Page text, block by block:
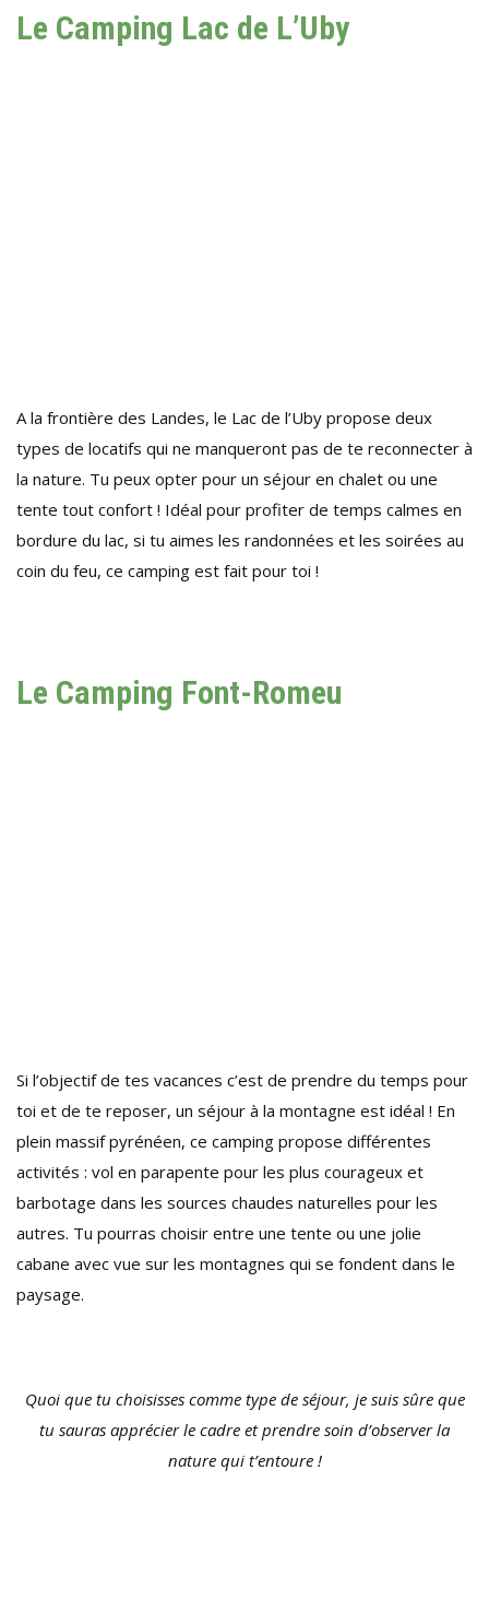
Le Camping Lac de L’Uby
A la frontière des Landes, le Lac de l’Uby propose deux
types de locatifs qui ne manqueront pas de te reconnecter à
la nature. Tu peux opter pour un séjour en chalet ou une
tente tout confort ! Idéal pour profiter de temps calmes en
bordure du lac, si tu aimes les randonnées et les soirées au
coin du feu, ce camping est fait pour toi !
Le Camping Font-Romeu
Si l’objectif de tes vacances c’est de prendre du temps pour
toi et de te reposer, un séjour à la montagne est idéal ! En
plein massif pyrénéen, ce camping propose différentes
activités : vol en parapente pour les plus courageux et
barbotage dans les sources chaudes naturelles pour les
autres. Tu pourras choisir entre une tente ou une jolie
cabane avec vue sur les montagnes qui se fondent dans le
paysage.
Quoi que tu choisisses comme type de séjour, je suis sûre que
tu sauras apprécier le cadre et prendre soin d’observer la
nature qui t’entoure !